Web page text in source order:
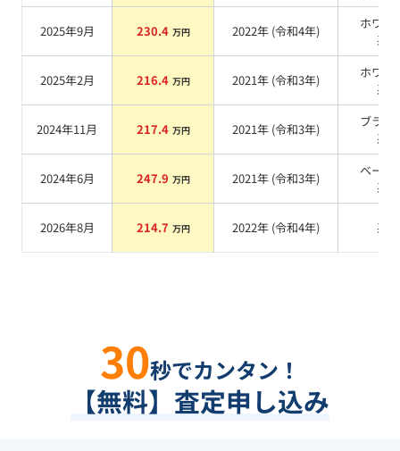
2025年9月 230.4 万円 2022年 (令和4年)
ホワイ
系
2025年2月 216.4 万円 2021年 (令和3年)
ホワイ
系
2024年11月 217.4 万円 2021年 (令和3年)
ブラッ
系
2024年6月 247.9 万円 2021年 (令和3年)
ベージ
系
2026年8月 214.7 万円 2022年 (令和4年) 系
30秒でカンタン！
【無料】査定申し込み